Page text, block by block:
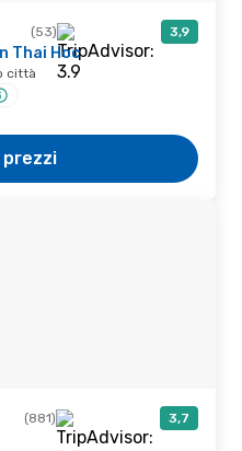
(53) 3,9
Thai Hoc
città
(881) 3,7